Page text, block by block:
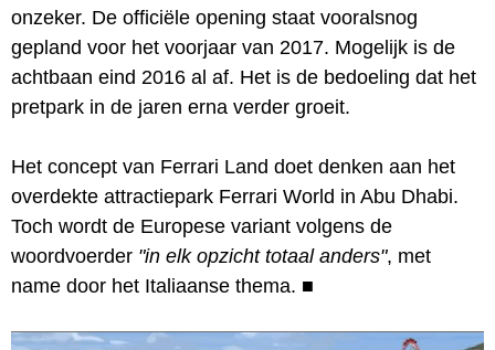
onzeker. De officiële opening staat vooralsnog
gepland voor het voorjaar van 2017. Mogelijk is de
achtbaan eind 2016 al af. Het is de bedoeling dat het
pretpark in de jaren erna verder groeit.
Het concept van Ferrari Land doet denken aan het
overdekte attractiepark Ferrari World in Abu Dhabi.
Toch wordt de Europese variant volgens de
woordvoerder "in elk opzicht totaal anders", met
name door het Italiaanse thema. ■